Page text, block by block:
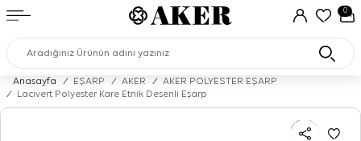
0
Anasayfa / EŞARP / AKER /
AKER POLYESTER EŞARP
/
Lacivert Polyester Kare Etnik Desenli Eşarp